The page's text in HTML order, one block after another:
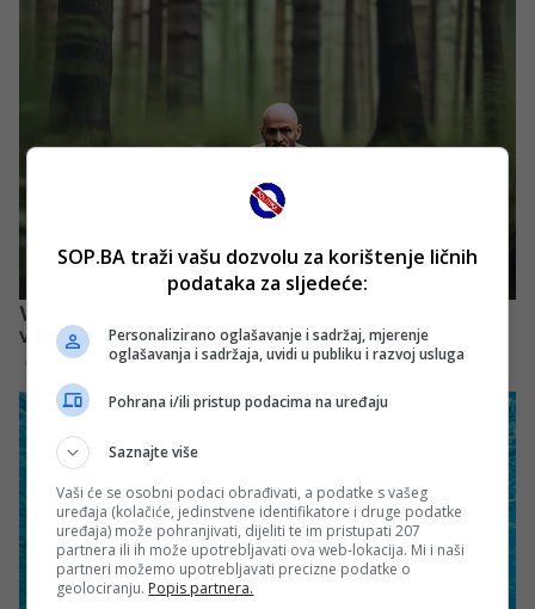
SOP.BA traži vašu dozvolu za korištenje ličnih
podataka za sljedeće:
Personalizirano oglašavanje i sadržaj, mjerenje
oglašavanja i sadržaja, uvidi u publiku i razvoj usluga
Pohrana i/ili pristup podacima na uređaju
Saznajte više
Vaši će se osobni podaci obrađivati, a podatke s vašeg
uređaja (kolačiće, jedinstvene identifikatore i druge podatke
uređaja) može pohranjivati, dijeliti te im pristupati 207
partnera ili ih može upotrebljavati ova web-lokacija. Mi i naši
partneri možemo upotrebljavati precizne podatke o
geolociranju. Popis partnera.